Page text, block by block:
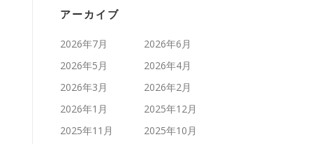
アーカイブ
2026年7月
2026年6月
2026年5月
2026年4月
2026年3月
2026年2月
2026年1月
2025年12月
2025年11月
2025年10月